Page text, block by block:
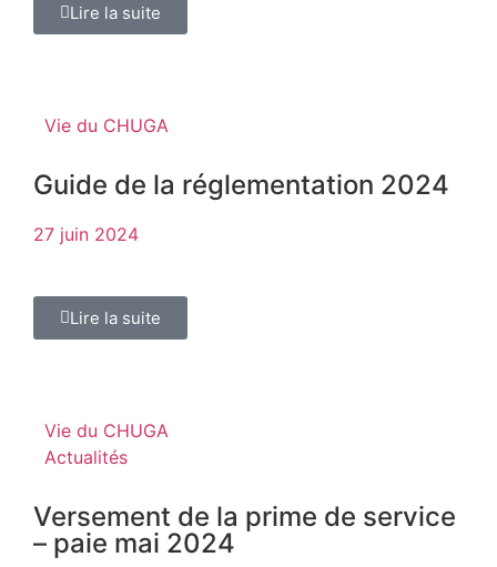
Lire la suite
Vie du CHUGA
Guide de la réglementation 2024
27 juin 2024
Lire la suite
Vie du CHUGA
Actualités
Versement de la prime de service
– paie mai 2024